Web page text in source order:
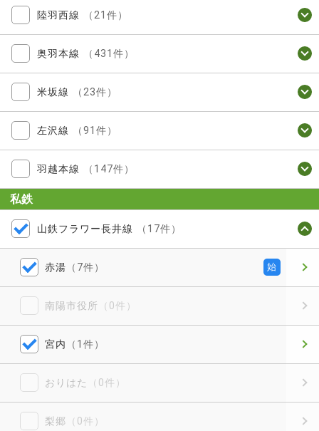
陸羽西線 （21件）
奥羽本線 （431件）
米坂線 （23件）
左沢線 （91件）
羽越本線 （147件）
私鉄
山鉄フラワー長井線 （17件）
赤湯 （7件） 始
南陽市役所 （0件）
宮内 （1件）
おりはた （0件）
梨郷 （0件）